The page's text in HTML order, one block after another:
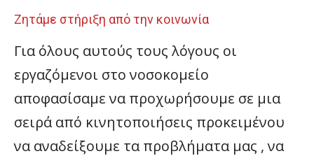
Ζητάμε στήριξη από την κοινωνία
Για όλους αυτούς τους λόγους οι
εργαζόμενοι στο νοσοκομείο
αποφασίσαμε να προχωρήσουμε σε μια
σειρά από κινητοποιήσεις προκειμένου
να αναδείξουμε τα προβλήματα μας , να